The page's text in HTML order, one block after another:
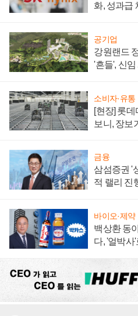
화, 성과급
공기업
강원랜드
'흔들', 신
소비자·유통
[현장] 롯
보니, 장보
금융
삼섬증권 '
적 랠리 진
바이오·제약
백상환 동
다, '얼박사